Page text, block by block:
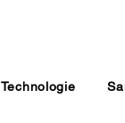
Technologie